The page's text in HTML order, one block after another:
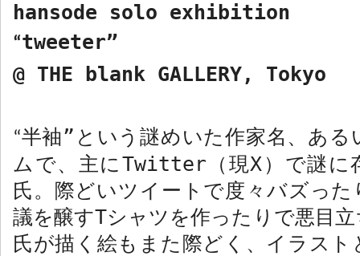
hansode solo exhibition
“tweeter”
@ THE blank GALLERY, Tokyo
“半袖”という謎めいた作家名、ある
ムで、主にTwitter （現X ）で謎に
氏。際どいツイートで度々バズっ
議を醸すTシャツを作ったりで悪目
氏が描く絵もまた際どく、イラス